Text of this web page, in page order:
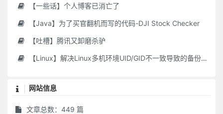
【一些话】个人博客已消亡了
【Java】为了买官翻机而写的代码-DJI Stock Checker
【吐槽】腾讯又卸磨杀驴
【Linux】解决Linux多机环境UID/GID不一致导致的备份权限问题
网站信息
文章总数：449 篇